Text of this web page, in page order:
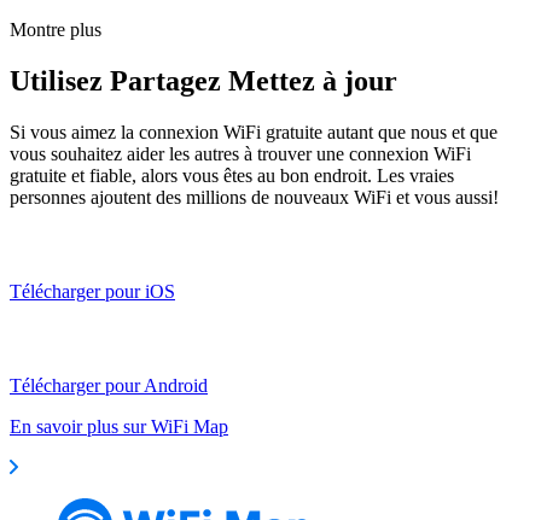
Montre plus
Utilisez Partagez Mettez à jour
Si vous aimez la connexion WiFi gratuite autant que nous et que
vous souhaitez aider les autres à trouver une connexion WiFi
gratuite et fiable, alors vous êtes au bon endroit. Les vraies
personnes ajoutent des millions de nouveaux WiFi et vous aussi!
Télécharger pour iOS
Télécharger pour Android
En savoir plus sur WiFi Map